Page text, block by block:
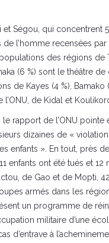
Ségou, qui concentrent
l’homme recensées par
des régions de
(6 %) sont le théâtre de
de Kayes (4 %), Bamako
de Kidal et Koulikoro
le rapport de l’ONU pointe
dizaines de «
enfants ». En tout, près
enfants ont été tués et 12
de Gao et de Mopti,
armés dans les
un programme de
militaire d’une
d’entrave à